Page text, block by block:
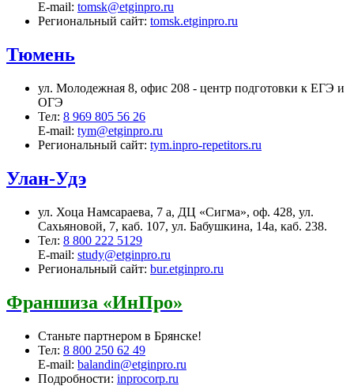
E-mail: tomsk@etginpro.ru
Региональный сайт: tomsk.etginpro.ru
Тюмень
ул. Молодежная 8, офис 208 - центр подготовки к ЕГЭ и
ОГЭ
Тел: 8 969 805 56 26
E-mail: tym@etginpro.ru
Региональный сайт: tym.inpro-repetitors.ru
Улан-Удэ
ул. Хоца Намсараева, 7 а, ДЦ «Сигма», оф. 428, ул.
Сахьяновой, 7, каб. 107, ул. Бабушкина, 14а, каб. 238.
Тел: 8 800 222 5129
E-mail: study@etginpro.ru
Региональный сайт: bur.etginpro.ru
Франшиза «ИнПро»
Станьте партнером в Брянске!
Тел: 8 800 250 62 49
E-mail: balandin@etginpro.ru
Подробности: inprocorp.ru